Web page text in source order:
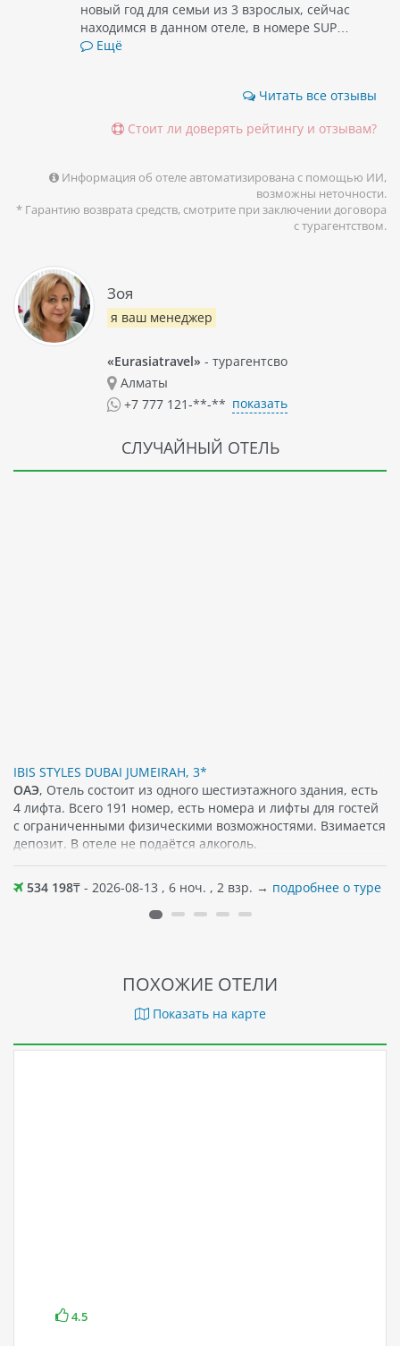
новый год для семьи из 3 взрослых, сейчас
находимся в данном отеле, в номере SUP…
Ещё
Читать все отзывы
Стоит ли доверять рейтингу и отзывам?
Информация об отеле автоматизирована с помощью ИИ,
возможны неточности.
* Гарантию возврата средств, смотрите при заключении договора
с турагентством.
Зоя
я ваш менеджер
«Eurasiatravel» - турагентсво
Алматы
+7 777 121-**-** показать
СЛУЧАЙНЫЙ ОТЕЛЬ
IBIS STYLES DUBAI JUMEIRAH, 3*
ОАЭ, Отель состоит из одного шестиэтажного здания, есть
4 лифта. Всего 191 номер, есть номера и лифты для гостей
с ограниченными физическими возможностями. Взимается
депозит. В отеле не подаётся алкоголь.
534 198₸ - 2026-08-13 , 6 ноч. , 2 взр. → подробнее о туре
ПОХОЖИЕ ОТЕЛИ
Показать на карте
4.5